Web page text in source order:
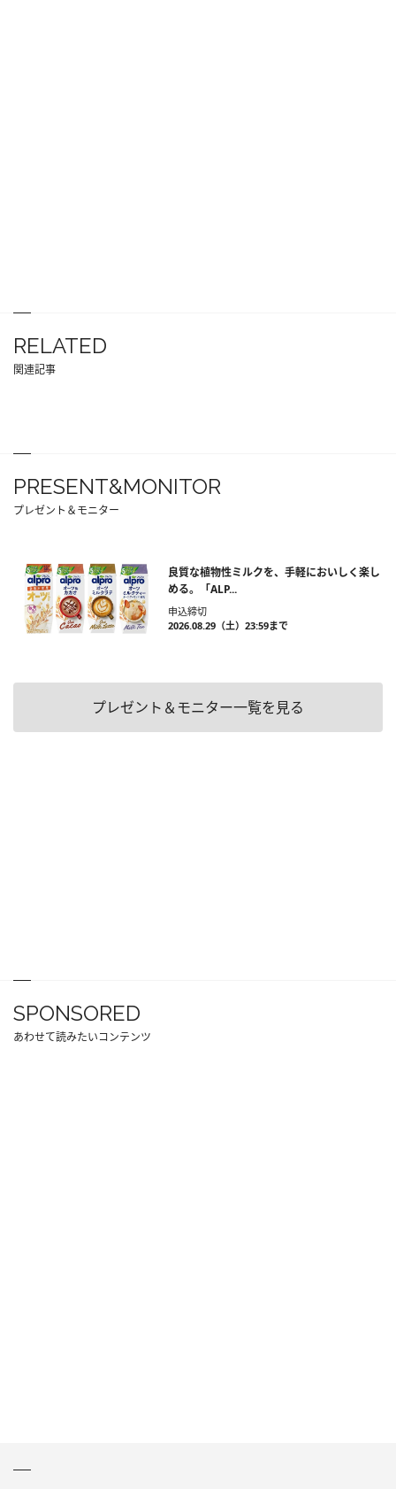
RELATED
関連記事
PRESENT&MONITOR
プレゼント＆モニター
良質な植物性ミルクを、手軽においしく楽し
める。「ALP...
申込締切
2026.08.29（土）23:59まで
プレゼント＆モニター一覧を見る
SPONSORED
あわせて読みたいコンテンツ